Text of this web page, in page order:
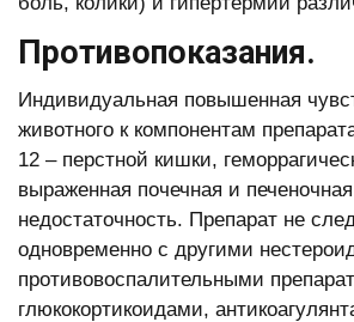
Противопоказания.
Индивидуальная повышенная
животного к компонентам
12 – перстной кишки,
выраженная почечная и печеночная
недостаточность. Препарат не
одновременно с другими
противовоспалительными
глюкокортикоидами,